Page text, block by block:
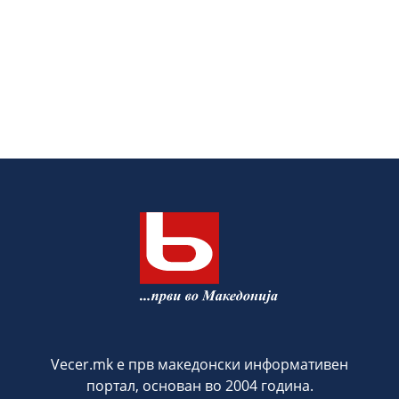
Vecer.mk е прв македонски информативен
портал, основан во 2004 година.